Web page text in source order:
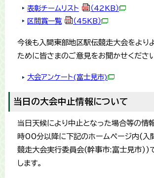
表彰チームリスト
（42KB）
区間賞一覧
（45KB）
今後も入間東部地区駅伝競走大会をより
ために皆さまのご意見をお聞かせください
大会アンケート(富士見市)
当日の大会中止情報について
当日天候により中止となった場合等の情
時00分以降に下記のホームページ内(入
競走大会実行委員会(幹事市:富士見市))
します。